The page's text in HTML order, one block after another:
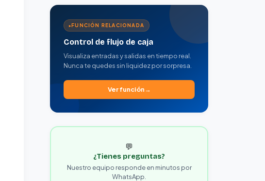
FUNCIÓN RELACIONADA
Control de flujo de caja
Visualiza entradas y salidas en tiempo real.
Nunca te quedes sin liquidez por sorpresa.
Ver función
💬
¿Tienes preguntas?
Nuestro equipo responde en minutos por
WhatsApp.